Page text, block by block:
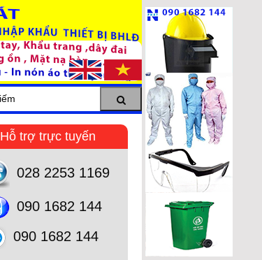
Hỗ trợ trực tuyến
028 2253 1169
090 1682 144
090 1682 144